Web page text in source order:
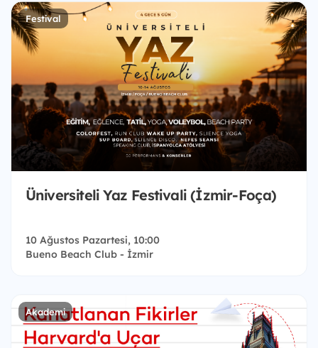
Festival
Üniversiteli Yaz Festivali (İzmir-Foça)
10 Ağustos Pazartesi, 10:00
Bueno Beach Club - İzmir
Akademi